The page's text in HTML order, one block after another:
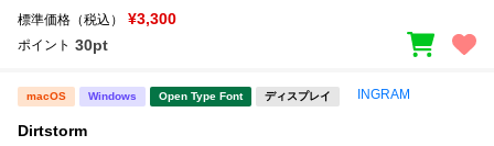
標準価格（税込） ¥3,300
ポイント 30pt
macOS Windows Open Type Font ディスプレイ INGRAM
Dirtstorm